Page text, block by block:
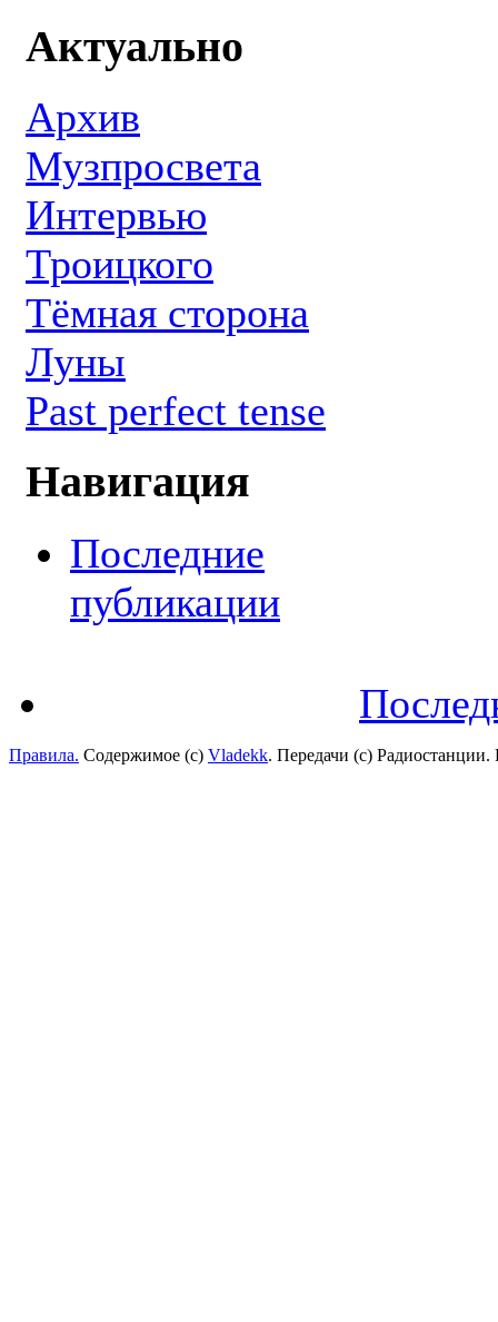
Актуально
Архив
Музпросвета
Интервью
Троицкого
Тёмная сторона
Луны
Past perfect tense
Навигация
Последние
публикации
Правила. Содержимое (с) Vladekk. Передачи (с)